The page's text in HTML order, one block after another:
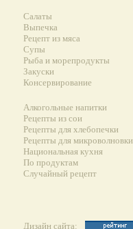
Салаты
Выпечка
Рецепт из мяса
Супы
Рыба и морепродукты
Закуски
Консервирование
Алкогольные напитки
Рецепты из сои
Рецепты для хлебопечки
Рецепты для микроволновки
Национальная кухня
По продуктам
Случайный рецепт
Дизайн сайта: